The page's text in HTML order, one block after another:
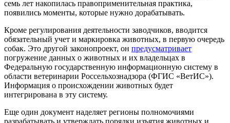
семь лет накопилась правоприменительная практика,
появились моменты, которые нужно дорабатывать.
Кроме регулирования деятельности заводчиков, вводится
обязательный учет и маркировка животных, в первую очередь
собак. Это другой законопроект, он предусматривает
погружение данных о животных и их владельцах в
Федеральную государственную информационную систему в
области ветеринарии Россельхознадзора (ФГИС «ВетИС»).
Информация о происхождении животных будет
интегрирована в эту систему.
Еще один документ наделяет регионы полномочиями